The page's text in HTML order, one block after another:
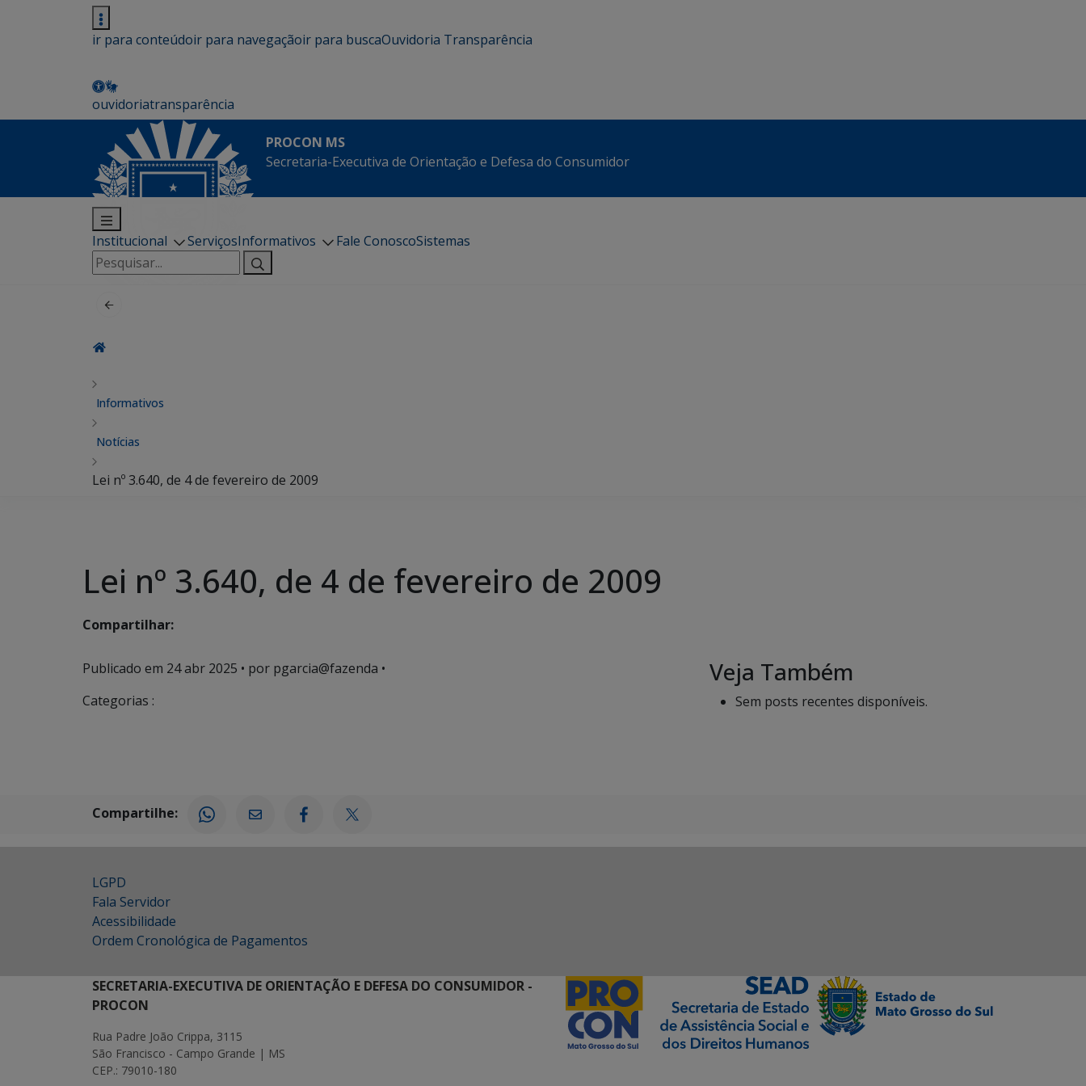
ir para conteúdoir para navegaçãoir para buscaOuvidoria Transparência
ouvidoriatransparência
PROCON MS
Secretaria-Executiva de Orientação e Defesa do Consumidor
Institucional ServiçosInformativos Fale ConoscoSistemas
Pesquisar
por:
Informativos
Notícias
Lei nº 3.640, de 4 de fevereiro de 2009
Lei nº 3.640, de 4 de fevereiro de 2009
Compartilhar:
Publicado em 24 abr 2025 • por pgarcia@fazenda •
Categorias :
Veja Também
Sem posts recentes disponíveis.
Compartilhe:
LGPD
Fala Servidor
Acessibilidade
Ordem Cronológica de Pagamentos
SECRETARIA-EXECUTIVA DE ORIENTAÇÃO E DEFESA DO CONSUMIDOR -
PROCON
Rua Padre João Crippa, 3115
São Francisco - Campo Grande | MS
CEP.: 79010-180